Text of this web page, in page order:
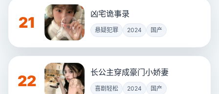
21 凶宅诡事录
悬疑犯罪 2024 国产
22 长公主穿成豪门小娇妻
喜剧轻松 2024 国产